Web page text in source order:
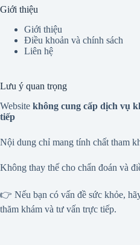
Giới thiệu
Giới thiệu
Điều khoản và chính sách
Liên hệ
Lưu ý quan trọng
Website không cung cấp dịch vụ
tiếp
Nội dung chỉ mang tính chất tham
Không thay thế cho chẩn đoán và
👉 Nếu bạn có vấn đề sức khỏe,
thăm khám và tư vấn trực tiếp.